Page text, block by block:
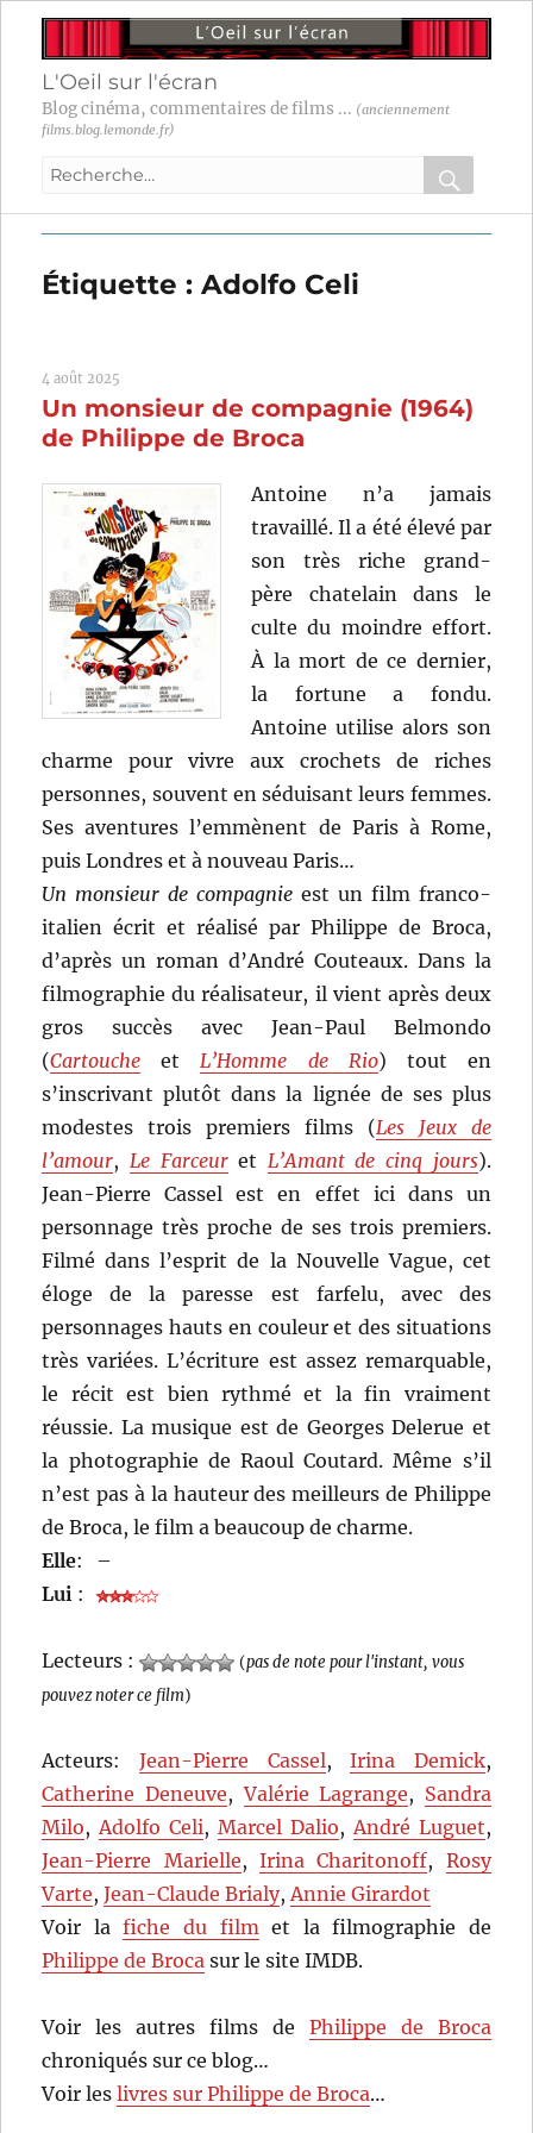
L'Oeil sur l'écran
Blog cinéma, commentaires de films ... (anciennement
films.blog.lemonde.fr)
Recherche
:
OK
Étiquette :Adolfo Celi
4 août 2025
Un monsieur de compagnie (1964)
de Philippe de Broca
Antoine n’a jamais
travaillé. Il a été élevé par
son très riche grand-
père chatelain dans le
culte du moindre effort.
À la mort de ce dernier,
la fortune a fondu.
Antoine utilise alors son
charme pour vivre aux crochets de riches
personnes, souvent en séduisant leurs femmes.
Ses aventures l’emmènent de Paris à Rome,
puis Londres et à nouveau Paris…
Un monsieur de compagnie est un film franco-
italien écrit et réalisé par Philippe de Broca,
d’après un roman d’André Couteaux. Dans la
filmographie du réalisateur, il vient après deux
gros succès avec Jean-Paul Belmondo
(Cartouche etL’Homme de Rio) tout en
s’inscrivant plutôt dans la lignée de ses plus
modestes trois premiers films (Les Jeux de
l’amour, Le Farceuret L’Amant de cinq jours).
Jean-Pierre Cassel est en effet ici dans un
personnage très proche de ses trois premiers.
Filmé dans l’esprit de la Nouvelle Vague, cet
éloge de la paresse est farfelu, avec des
personnages hauts en couleur et des situations
très variées. L’écriture est assez remarquable,
le récit est bien rythmé et la fin vraiment
réussie. La musique est de Georges Delerue et
la photographie de Raoul Coutard. Même s’il
n’est pas à la hauteur des meilleurs de Philippe
de Broca, le film a beaucoup de charme.
Elle:
–
Lui :
Lecteurs : (pas de note pour l'instant, vous
pouvez noter ce film)
Acteurs: Jean-Pierre Cassel,Irina Demick,
Catherine Deneuve,Valérie Lagrange, Sandra
Milo,Adolfo Celi,Marcel Dalio,André Luguet,
Jean-Pierre Marielle,Irina Charitonoff, Rosy
Varte,Jean-Claude Brialy,Annie Girardot
Voir lafiche du filmet la filmographie de
Philippe de Broca sur le site IMDB.
Voir les autres films de Philippe de Broca
chroniqués sur ce blog…
Voir leslivres sur Philippe de Broca…